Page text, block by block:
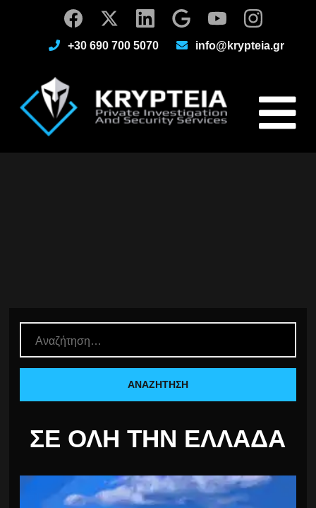
+30 690 700 5070 info@krypteia.gr
ΣΕ ΌΛΗ ΤΗΝ ΕΛΛΆΔΑ